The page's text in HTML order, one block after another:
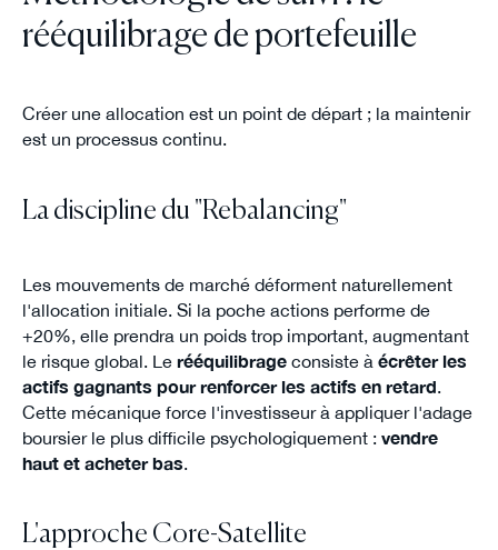
rééquilibrage de portefeuille
Créer une allocation est un point de départ ; la maintenir
est un processus continu.
La discipline du "Rebalancing"
Les mouvements de marché déforment naturellement
l'allocation initiale. Si la poche actions performe de
+20%, elle prendra un poids trop important, augmentant
le risque global. Le rééquilibrageconsiste à écrêter les
actifs gagnants pour renforcer les actifs en retard.
Cette mécanique force l'investisseur à appliquer l'adage
boursier le plus difficile psychologiquement : vendre
haut et acheter bas.
L'approche Core-Satellite